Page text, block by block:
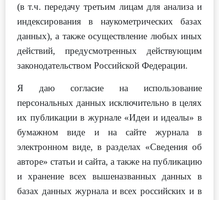
(в т.ч. передачу третьим лицам для анализа и
индексирования в наукометрических базах
данных), а также осуществление любых иных
действий, предусмотренных действующим
законодательством Российской Федерации.
Я даю согласие на использование
персональных данных исключительно в целях
их публикации в журнале «Идеи и идеалы» в
бумажном виде и на сайте журнала в
электронном виде, в разделах «Сведения об
авторе» статьи и сайта, а также на публикацию
и хранение всех вышеназванных данных в
базах данных журнала и всех российских и в